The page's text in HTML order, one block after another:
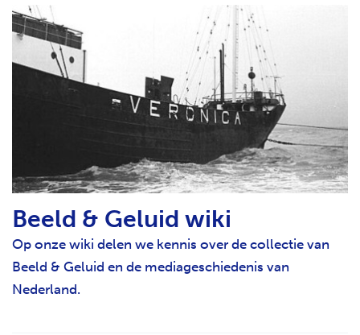
Beeld & Geluid wiki
Op onze wiki delen we kennis over de collectie van
Beeld & Geluid en de mediageschiedenis van
Nederland.